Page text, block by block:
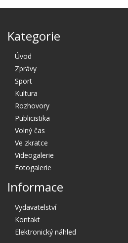
Kategorie
Úvod
Zprávy
Sport
Kultura
Rozhovory
Publicistika
Volný čas
Ve zkratce
Videogalerie
Fotogalerie
Informace
Vydavatelství
Kontakt
Elektronický náhled